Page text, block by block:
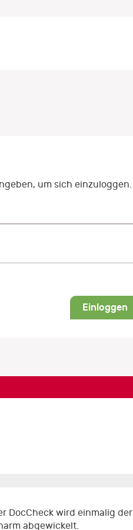
um sich einzuloggen.
Einloggen
DocCheck wird einmalig der
abgewickelt.